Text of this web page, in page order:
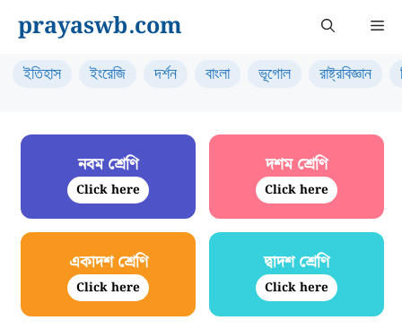
content
prayaswb.com
ইতিহাস ইংরেজি দর্শন বাংলা ভূগোল রাষ্ট্রবিজ্ঞান
নবম শ্রেণি
Click here
দশম শ্রেণি
Click here
একাদশ শ্রেণি
Click here
দ্বাদশ শ্রেণি
Click here